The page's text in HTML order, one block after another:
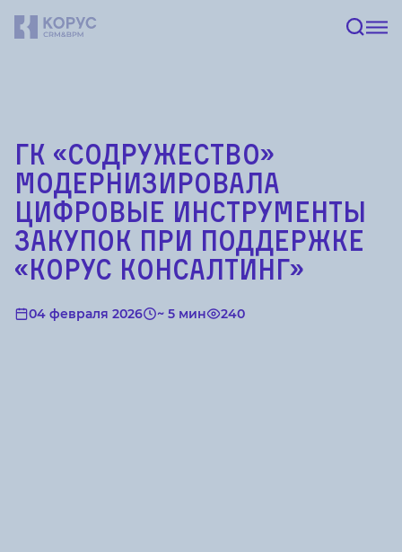
ГК «Содружество»
модернизировала
цифровые инструменты
закупок при поддержке
«КОРУС Консалтинг»
04 февраля 2026 ~ 5 мин 240